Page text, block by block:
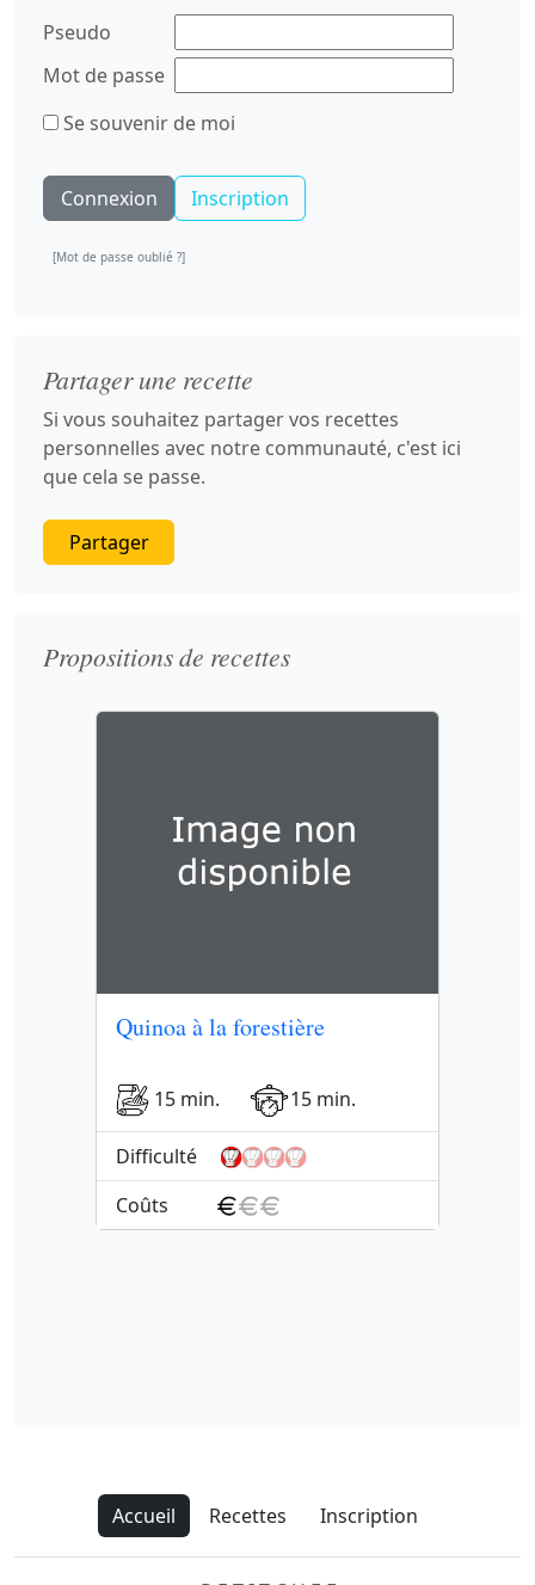
Pseudo
Mot de passe
Se souvenir de moi
Inscription
[Mot de passe oublié ?]
Partager une recette
Si vous souhaitez partager vos recettes
personnelles avec notre communauté, c'est ici
que cela se passe.
Partager
Propositions de recettes
Quinoa à la forestière
15 min. 15 min.
Difficulté
Coûts
Previous
Accueil Recettes Inscription